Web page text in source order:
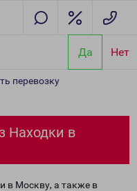
Да Нет
перевозку
Находки в
в Москву, а также в